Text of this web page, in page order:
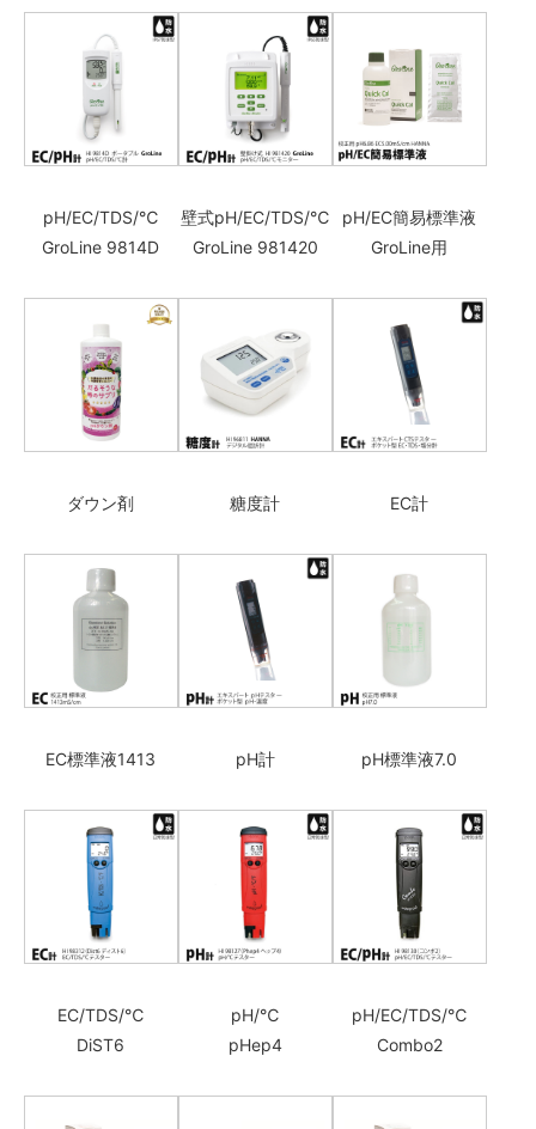
pH/EC/TDS/℃
GroLine 9814D
壁式pH/EC/TDS/℃
GroLine 981420
pH/EC簡易標準液
GroLine用
ダウン剤 糖度計 EC計
EC標準液1413 pH計 pH標準液7.0
EC/TDS/℃
DiST6
pH/℃
pHep4
pH/EC/TDS/℃
Combo2